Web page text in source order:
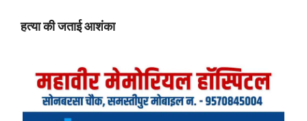
हत्या की जताई आशंका